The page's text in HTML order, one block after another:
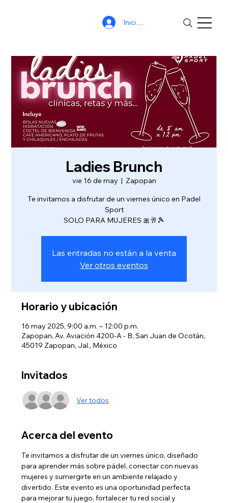
Iniciar sesión
Ladies Brunch
vie 16 de may
  |
Zapopan
Te invitamos a disfrutar de un viernes único en Padel
Sport
SOLO PARA MUJERES 🎀🥂🎾
Las entradas no están a la venta
Ver otros eventos
Horario y ubicación
16 may 2025, 9:00 a.m. – 12:00 p.m.
Zapopan, Av. Aviación 4200-A - B, San Juan de Ocotán,
45019 Zapopan, Jal., México
Invitados
Ver todos
Acerca del evento
Te invitamos a disfrutar de un viernes único, diseñado
para aprender más sobre pádel, conectar con nuevas
mujeres y sumergirte en un ambiente relajado y
divertido. Este evento es una oportunidad perfecta
para mejorar tu juego, fortalecer tu red social y